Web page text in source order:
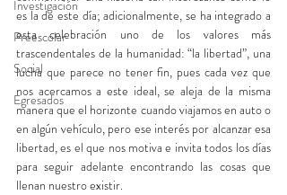
Investigación
Preescolar
Social
Egresados
es la de este día; adicionalmente, se ha integrado a
esta celebración uno de los valores más
trascendentales de la humanidad: “la libertad”, una
lucha que parece no tener fin, pues cada vez que
nos acercamos a este ideal, se aleja de la misma
manera que el horizonte cuando viajamos en auto o
en algún vehículo, pero ese interés por alcanzar esa
libertad, es el que nos motiva e invita todos los días
para seguir adelante encontrando las cosas que
llenan nuestro existir.